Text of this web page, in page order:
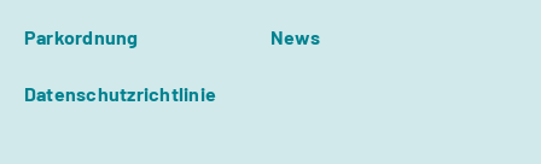
Parkordnung News
Datenschutzrichtlinie